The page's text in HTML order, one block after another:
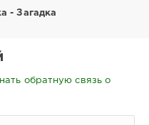
- Загадка
обратную связь о